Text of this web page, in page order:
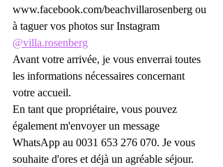
www.facebook.com/beachvillarosenberg ou
à taguer vos photos sur Instagram
@villa.rosenberg
Avant votre arrivée, je vous enverrai toutes
les informations nécessaires concernant
votre accueil.
En tant que propriétaire, vous pouvez
également m'envoyer un message
WhatsApp au 0031 653 276 070. Je vous
souhaite d'ores et déjà un agréable séjour.